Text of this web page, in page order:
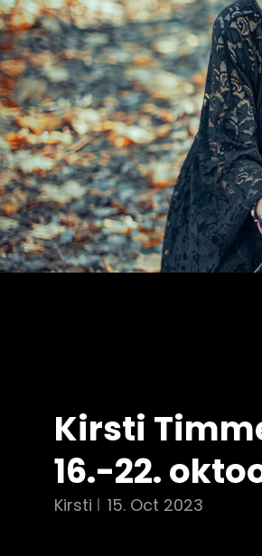
Kirsti
16.-22.
Kirsti 15. Oct 2023